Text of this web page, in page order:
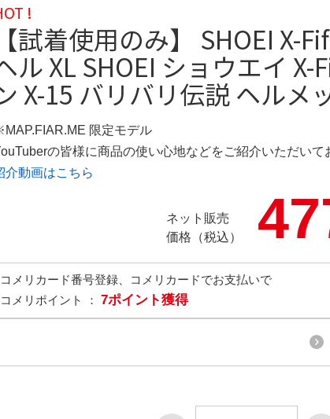
!
【試着使用のみ】 SHOEI X-
ル XL SHOEI ショウエイ X-
X-15 バリバリ伝説 ヘルメ
限定モデル
の皆様に商品の使い心地などをご紹介いただいて
介動画はこちら
ネット販売
価格（税込）
コメリカード番号登録、コメリカードでお支払いで
コメリポイント ： 7ポイント獲得